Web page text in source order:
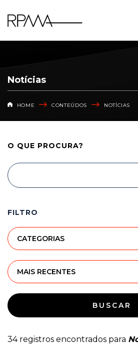
Notícias
HOME CONTEÚDOS NOTÍCIAS
O QUE PROCURA?
FILTRO
CATEGORIAS
MAIS RECENTES
BUSCAR
34 registros encontrados para